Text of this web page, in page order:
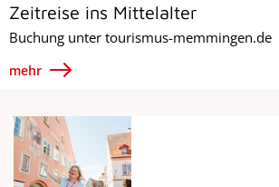
Zeitreise ins Mittelalter
Buchung unter tourismus-memmingen.de
mehr